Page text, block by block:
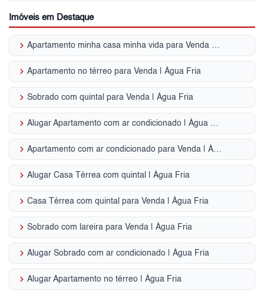
Imóveis em Destaque
keyboard_arrow_right Apartamento minha casa minha vida para Venda | Água Fria
keyboard_arrow_right Apartamento no térreo para Venda | Água Fria
keyboard_arrow_right Sobrado com quintal para Venda | Água Fria
keyboard_arrow_right Alugar Apartamento com ar condicionado | Água Fria
keyboard_arrow_right Apartamento com ar condicionado para Venda | Água Fria
keyboard_arrow_right Alugar Casa Térrea com quintal | Água Fria
keyboard_arrow_right Casa Térrea com quintal para Venda | Água Fria
keyboard_arrow_right Sobrado com lareira para Venda | Água Fria
keyboard_arrow_right Alugar Sobrado com ar condicionado | Água Fria
keyboard_arrow_right Alugar Apartamento no térreo | Água Fria